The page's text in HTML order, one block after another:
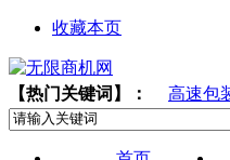
收藏本页
【热门关键词】： 高速包